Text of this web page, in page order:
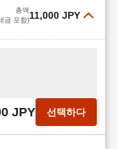
총액
금 포함)11,000 JPY
JPY 선택하다